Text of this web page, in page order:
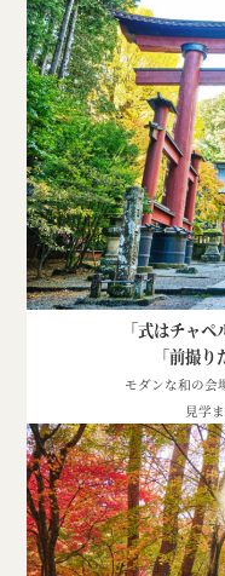
「式はチャ
「前撮
モダンな和の会
見学